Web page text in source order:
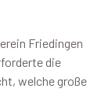
Friedingen
die
welche große